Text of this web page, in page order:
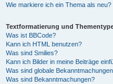
Wie markiere ich ein Thema als neu?
Textformatierung und
Was ist BBCode?
Kann ich HTML benutzen?
Was sind Smilies?
Kann ich Bilder in meine Beiträge
Was sind globale
Was sind Bekanntmachungen?